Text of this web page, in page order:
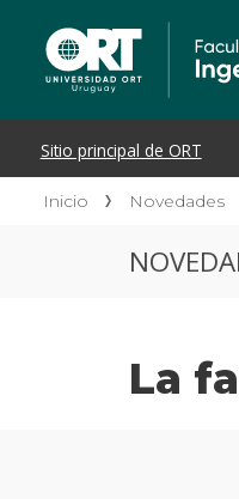
Inicio Novedades
La